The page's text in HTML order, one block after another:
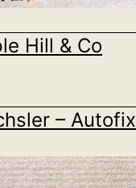
Hill & Co
– Autofix